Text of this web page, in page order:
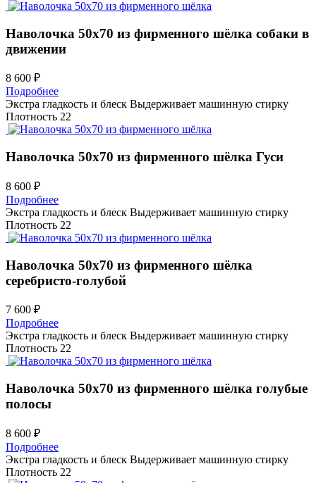
Наволочка 50х70 из фирменного шёлка собаки в
движении
8 600 ₽
Подробнее
Экстра гладкость и блеск Выдерживает машинную стирку
Плотность 22
Наволочка 50х70 из фирменного шёлка Гуси
8 600 ₽
Подробнее
Экстра гладкость и блеск Выдерживает машинную стирку
Плотность 22
Наволочка 50х70 из фирменного шёлка
серебристо-голубой
7 600 ₽
Подробнее
Экстра гладкость и блеск Выдерживает машинную стирку
Плотность 22
Наволочка 50х70 из фирменного шёлка голубые
полосы
8 600 ₽
Подробнее
Экстра гладкость и блеск Выдерживает машинную стирку
Плотность 22